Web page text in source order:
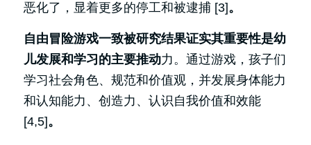
恶化了，显着更多的停工和被逮捕 [3]。
自由冒险游戏一致被研究结果证实其重要性是幼
儿发展和学习的主要推动力。通过游戏，孩子们
学习社会角色、规范和价值观，并发展身体能力
和认知能力、创造力、认识自我价值和效能
[4,5]。